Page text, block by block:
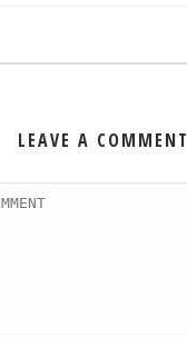
LEAVE A COMMENT